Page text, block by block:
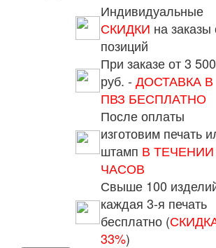
Индивидуальные
СКИДКИ на заказы
позиций
При заказе от 3 500
руб. - ДОСТАВКА В
ПВЗ БЕСПЛАТНО
После оплаты
изготовим печать
штамп В ТЕЧЕНИИ
ЧАСОВ
Свыше 100
каждая 3-я печать
бесплатно (
33%)